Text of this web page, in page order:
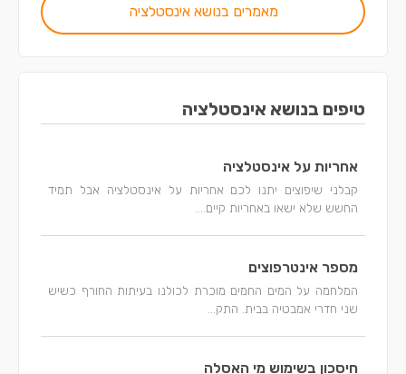
מאמרים בנושא אינסטלציה
טיפים בנושא אינסטלציה
אחריות על אינסטלציה
קבלני שיפוצים יתנו לכם אחריות על אינסטלציה אבל תמיד
החשש שלא ישאו באחריות קיים....
מספר אינטרפוצים
המלחמה על המים החמים מוכרת לכולנו בעיתות החורף כשיש
שני חדרי אמבטיה בבית. התק...
חיסכון בשימוש מי האסלה